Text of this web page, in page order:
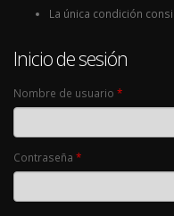
La única condición
Inicio de sesión
Nombre de usuario *
Contraseña *